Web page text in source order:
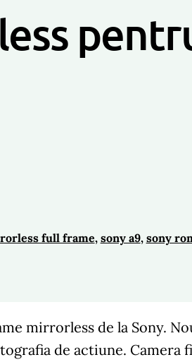
full frame, sony a9, sony
mirrorless de la Sony.
de actiune. Camera